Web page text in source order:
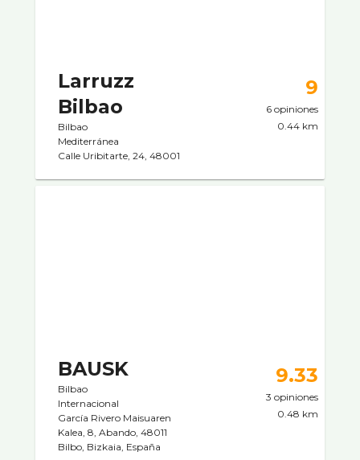
Larruzz
Bilbao
Bilbao
Mediterránea
Calle Uribitarte, 24, 48001
9
6 opiniones
0.44 km
BAUSK
Bilbao
Internacional
García Rivero Maisuaren
Kalea, 8, Abando, 48011
Bilbo, Bizkaia, España
9.33
3 opiniones
0.48 km